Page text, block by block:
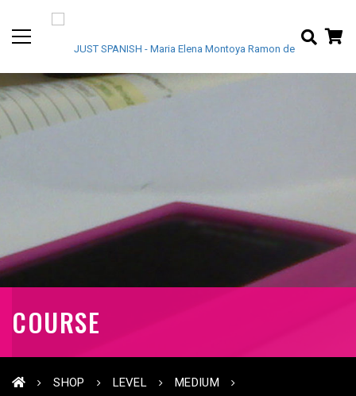
COURSE
SHOP LEVEL
MEDIUM